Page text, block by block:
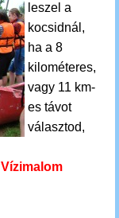
leszel a
kocsidnál,
ha a 8
kilométeres,
vagy 11 km-
es távot
választod,